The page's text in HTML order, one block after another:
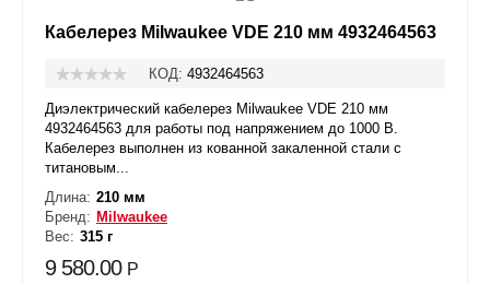
Кабелерез Milwaukee VDE 210 мм 4932464563
КОД: 4932464563
Диэлектрический кабелерез Milwaukee VDE 210 мм
4932464563 для работы под напряжением до 1000 В.
Кабелерез выполнен из кованной закаленной стали с
титановым...
Длина: 210 мм
Бренд: Milwaukee
Вес: 315 г
9 580.00 Р